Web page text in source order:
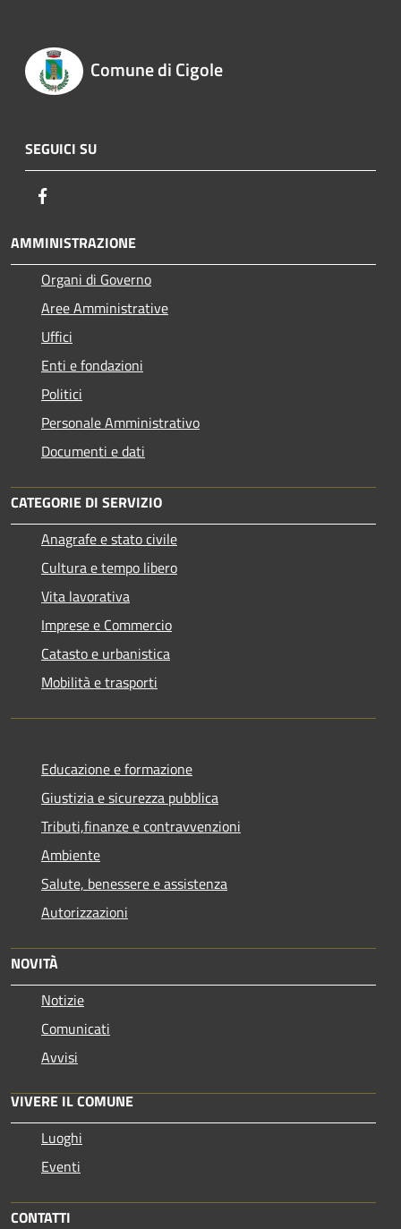
Comune di Cigole
SEGUICI SU
AMMINISTRAZIONE
Organi di Governo
Aree Amministrative
Uffici
Enti e fondazioni
Politici
Personale Amministrativo
Documenti e dati
CATEGORIE DI SERVIZIO
Anagrafe e stato civile
Cultura e tempo libero
Vita lavorativa
Imprese e Commercio
Catasto e urbanistica
Mobilità e trasporti
Educazione e formazione
Giustizia e sicurezza pubblica
Tributi,finanze e contravvenzioni
Ambiente
Salute, benessere e assistenza
Autorizzazioni
NOVITÀ
Notizie
Comunicati
Avvisi
VIVERE IL COMUNE
Luoghi
Eventi
CONTATTI